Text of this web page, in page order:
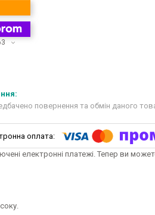
повернення та обмін даного
електронні платежі. Тепер ви